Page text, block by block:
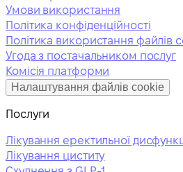
Умови використання
Політика конфіденційності
Політика використання файлів
Угода з постачальником послуг
Комісія платформи
Налаштування файлів cookie
Послуги
Лікування еректильної
Лікування циститу